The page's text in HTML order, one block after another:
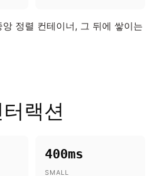
정렬 컨테이너, 그 뒤에 쌓이는
랙션
400ms
SMALL